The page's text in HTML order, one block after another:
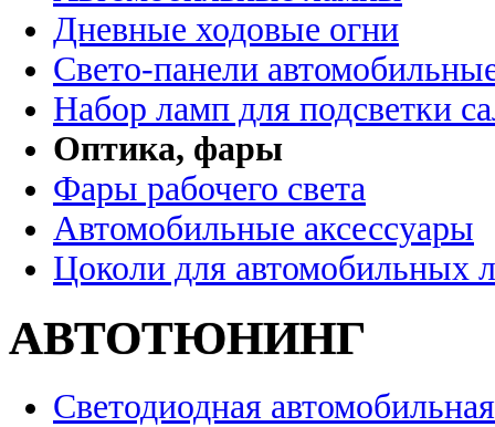
Дневные ходовые огни
Свето-панели
Набор ламп для подсветки
Оптика, фары
Фары рабочего света
Автомобильные аксессуары
Цоколи для автомобильных
АВТОТЮНИНГ
Светодиодная